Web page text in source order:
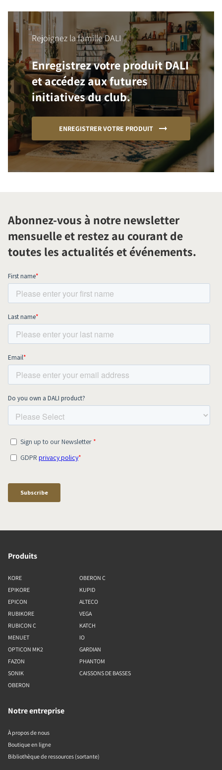
Rejoignez la famille DALI
Enregistrez votre produit DALI
et accédez aux futures
initiatives du club.
ENREGISTRER VOTRE PRODUIT
Abonnez-vous à notre newsletter
mensuelle et restez au courant de
toutes les actualités et événements.
Produits
KORE
EPIKORE
EPICON
RUBIKORE
RUBICON C
MENUET
OPTICON MK2
FAZON
SONIK
OBERON
OBERON C
KUPID
ALTECO
VEGA
KATCH
IO
GARDIAN
PHANTOM
CAISSONS DE BASSES
Notre entreprise
À propos de nous
Boutique en ligne
Bibliothèque de ressources (sortante)